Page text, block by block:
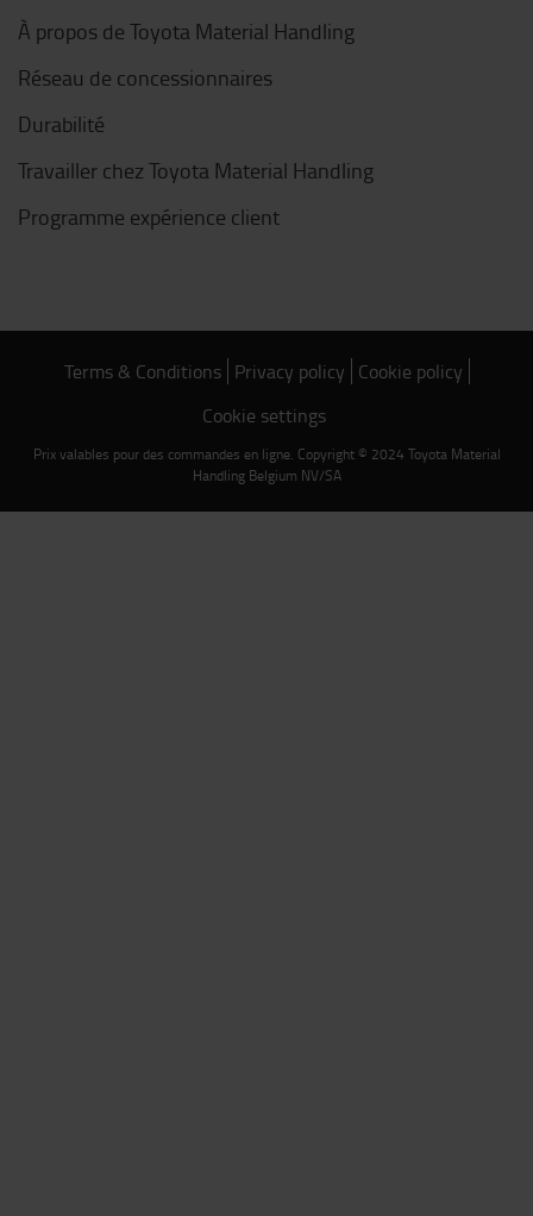
À propos de Toyota Material Handling
Réseau de concessionnaires
Durabilité
Travailler chez Toyota Material Handling
Programme expérience client
Terms & Conditions Privacy policy Cookie policy
Cookie settings
Prix valables pour des commandes en ligne. Copyright © 2024 Toyota Material
Handling Belgium NV/SA